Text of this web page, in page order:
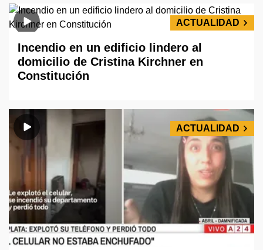
ACTUALIDAD
Incendio en un edificio lindero al
domicilio de Cristina Kirchner en
Constitución
ACTUALIDAD